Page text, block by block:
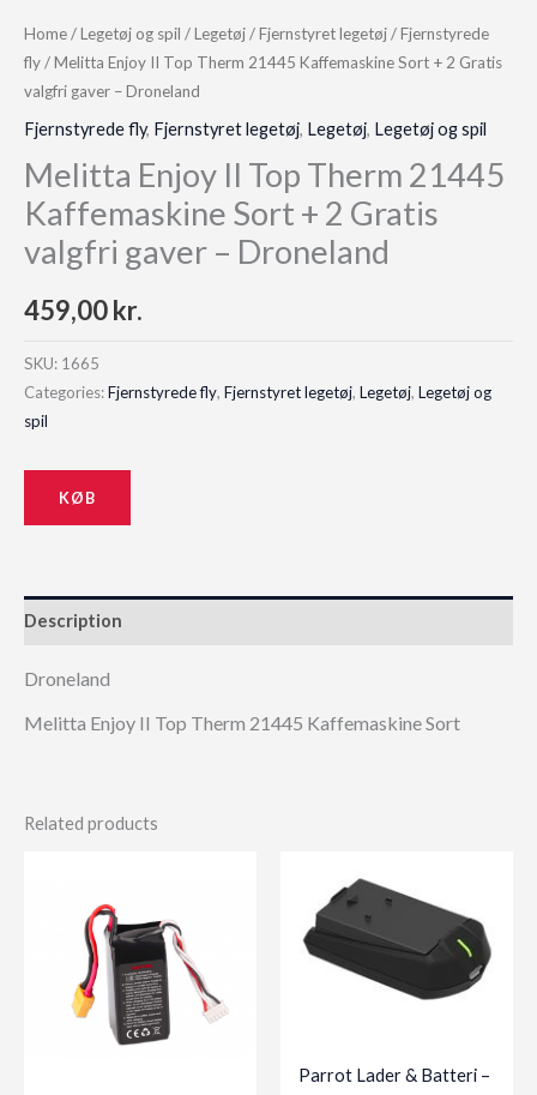
Home/Legetøj og spil /Legetøj/Fjernstyret legetøj/Fjernstyrede
fly/ Melitta Enjoy II Top Therm 21445 Kaffemaskine Sort + 2 Gratis
valgfri gaver – Droneland
Fjernstyrede fly, Fjernstyret legetøj, Legetøj, Legetøj og spil
Melitta Enjoy II Top Therm 21445
Kaffemaskine Sort + 2 Gratis
valgfri gaver – Droneland
459,00kr.
SKU: 1665
Categories:Fjernstyrede fly, Fjernstyret legetøj, Legetøj, Legetøj og
spil
KØB
Description
Droneland
Melitta Enjoy II Top Therm 21445 Kaffemaskine Sort
Related products
Parrot Lader & Batteri –